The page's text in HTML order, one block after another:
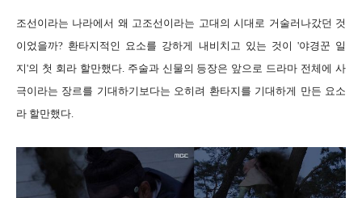
조선이라는 나라에서 왜 고조선이라는 고대의 시대로 거술러나갔던 것
이었을까? 환타지적인 요소를 강하게 내비치고 있는 것이 '야경꾼 일
지'의 첫 회라 할만했다. 주술과 신물의 등장은 앞으로 드라마 전체에 사
극이라는 장르를 기대하기보다는 오히려 환타지를 기대하게 만든 요소
라 할만했다.